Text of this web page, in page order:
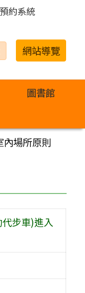
約系統
網站導覽
圖書館
場所原則
步車)進入